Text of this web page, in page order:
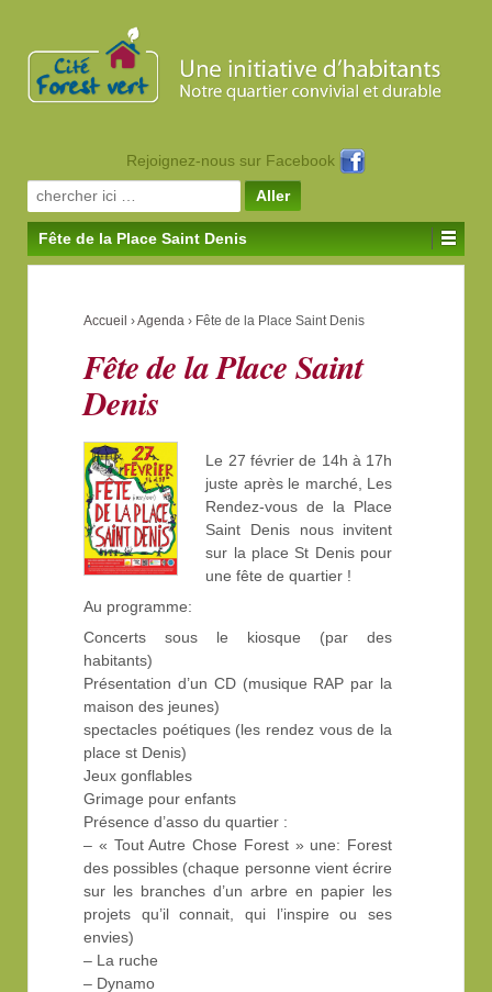
Rejoignez-nous sur Facebook
Search for:
Fête de la Place Saint Denis
Accueil ›Agenda › Fête de la Place Saint Denis
Fête de la Place Saint
Denis
Le 27 février de 14h à 17h
juste après le marché, Les
Rendez-vous de la Place
Saint Denis nous invitent
sur la place St Denis pour
une fête de quartier !
Au programme:
Concerts sous le kiosque (par des
habitants)
Présentation d’un CD (musique RAP par la
maison des jeunes)
spectacles poétiques (les rendez vous de la
place st Denis)
Jeux gonflables
Grimage pour enfants
Présence d’asso du quartier :
– « Tout Autre Chose Forest » une: Forest
des possibles (chaque personne vient écrire
sur les branches d’un arbre en papier les
projets qu’il connait, qui l’inspire ou ses
envies)
– La ruche
– Dynamo